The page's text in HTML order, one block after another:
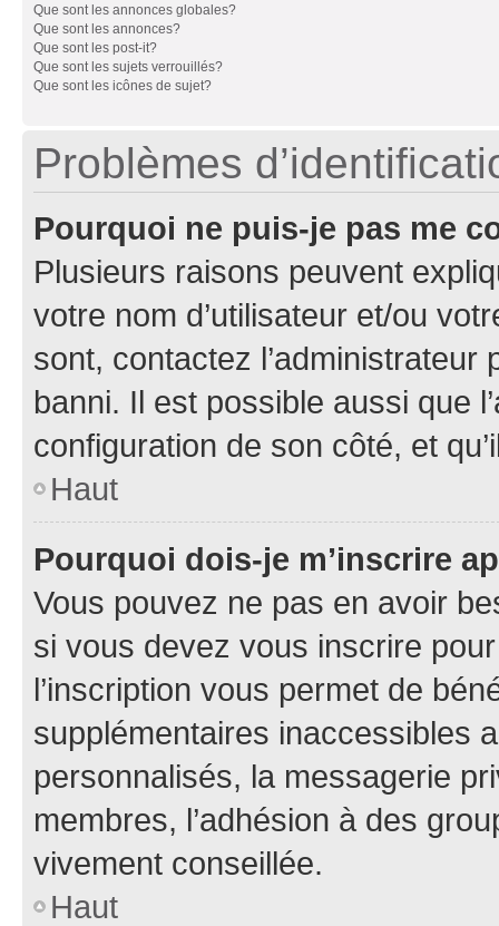
Que sont les annonces globales?
Que sont les annonces?
Que sont les post-it?
Que sont les sujets verrouillés?
Que sont les icônes de sujet?
Problèmes
Pourquoi ne puis-je pas me
Plusieurs raisons peuvent
votre nom d’utilisateur et/ou
sont, contactez l’administrateur
banni. Il est possible aussi que
configuration de son côté, et
Haut
Pourquoi dois-je m’inscrire
Vous pouvez ne pas en avoir
si vous devez vous inscrire
l’inscription vous permet de
supplémentaires inaccessibles
personnalisés, la messagerie
membres, l’adhésion à des
vivement conseillée.
Haut